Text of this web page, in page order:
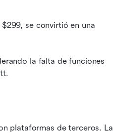
se convirtió en una
la falta de funciones
plataformas de terceros. La